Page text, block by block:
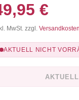
€
MwSt. zzgl. Versandkosten
AKTUELL NICHT